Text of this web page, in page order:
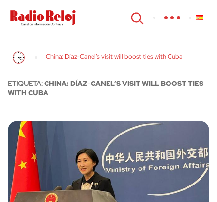
cerrar
China: Díaz-Canel’s visit will boost ties with Cuba
ETIQUETA:CHINA: DÍAZ-CANEL’S VISIT WILL BOOST TIES
WITH CUBA